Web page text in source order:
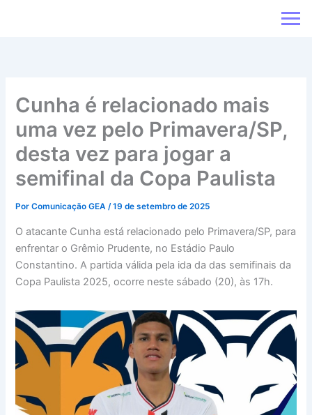
Cunha é relacionado mais
uma vez pelo Primavera/SP,
desta vez para jogar a
semifinal da Copa Paulista
PorComunicação GEA/19 de setembro de 2025
O atacante Cunha está relacionado pelo Primavera/SP, para
enfrentar o Grêmio Prudente, no Estádio Paulo
Constantino. A partida válida pela ida da das semifinais da
Copa Paulista 2025, ocorre neste sábado (20), às 17h.